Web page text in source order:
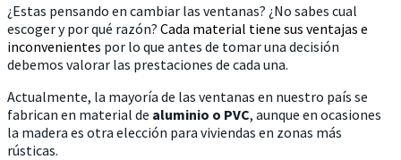
¿Estas pensando en cambiar las ventanas? ¿No sabes cual
escoger y por qué razón? Cada material tiene sus ventajas e
inconvenientes por lo que antes de tomar una decisión
debemos valorar las prestaciones de cada una.
Actualmente, la mayoría de las ventanas en nuestro país se
fabrican en material de aluminio o PVC, aunque en ocasiones
la madera es otra elección para viviendas en zonas más
rústicas.